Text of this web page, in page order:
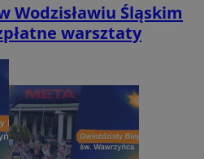
Wodzisławiu Śląskim
warsztaty